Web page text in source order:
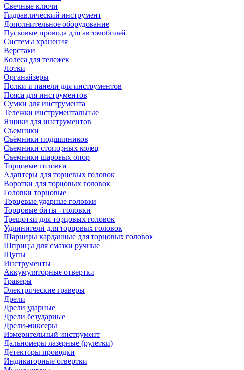
Свечные ключи
Гидравлический инструмент
Дополнительное оборудование
Пусковые провода для автомобилей
Системы хранения
Верстаки
Колеса для тележек
Лотки
Органайзеры
Полки и панели для инструментов
Пояса для инструментов
Сумки для инструмента
Тележки инструментальные
Ящики для инструментов
Съемники
Съёмники подшипников
Съемники стопорных колец
Съемники шаровых опор
Торцовые головки
Адаптеры для торцевых головок
Воротки для торцовых головок
Головки торцовые
Торцевые ударные головки
Торцовые биты - головки
Трещотки для торцовых головок
Удлинители для торцовых головок
Шарниры карданные для торцовых головок
Шприцы для смазки ручные
Щупы
Инструменты
Аккумуляторные отвертки
Граверы
Электрические граверы
Дрели
Дрели ударные
Дрели безударные
Дрели-миксеры
Измерительный инструмент
Дальномеры лазерные (рулетки)
Детекторы проводки
Индикаторные отвертки